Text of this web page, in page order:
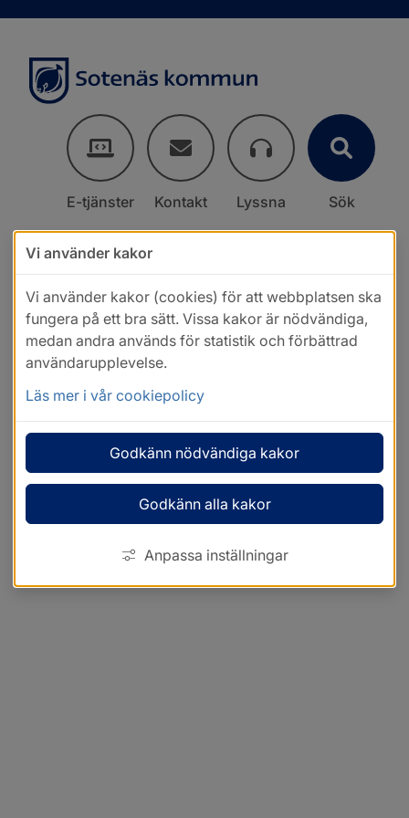
E-tjänster Kontakt Lyssna Sök
Vi använder kakor
Vi använder kakor (cookies) för att webbplatsen ska
fungera på ett bra sätt. Vissa kakor är nödvändiga,
medan andra används för statistik och förbättrad
användarupplevelse.
Läs mer i vår cookiepolicy
Godkänn nödvändiga kakor
Godkänn alla kakor
Anpassa inställningar